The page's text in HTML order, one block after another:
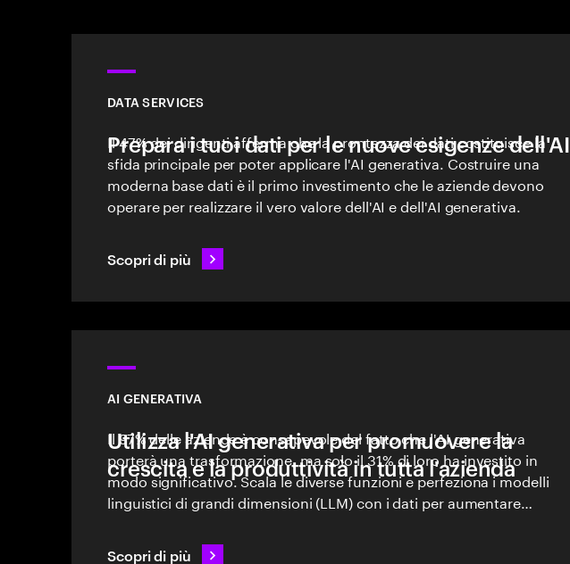
DATA SERVICES
Prepara i tuoi dati per le nuove esigenze dell'AI
Il 47% dei dirigenti afferma che la prontezza dei dati costituisce la
sfida principale per poter applicare l'AI generativa. Costruire una
moderna base dati è il primo investimento che le aziende devono
operare per realizzare il vero valore dell'AI e dell'AI generativa.
Scopri di più
AI GENERATIVA
Utilizza l'AI generativa per promuovere la
crescita e la produttività in tutta l'azienda
Il 97% delle aziende è consapevole del fatto che l'AI generativa
porterà una trasformazione, ma solo il 31% di loro ha investito in
modo significativo. Scala le diverse funzioni e perfeziona i modelli
linguistici di grandi dimensioni (LLM) con i dati per aumentare
Scopri di più